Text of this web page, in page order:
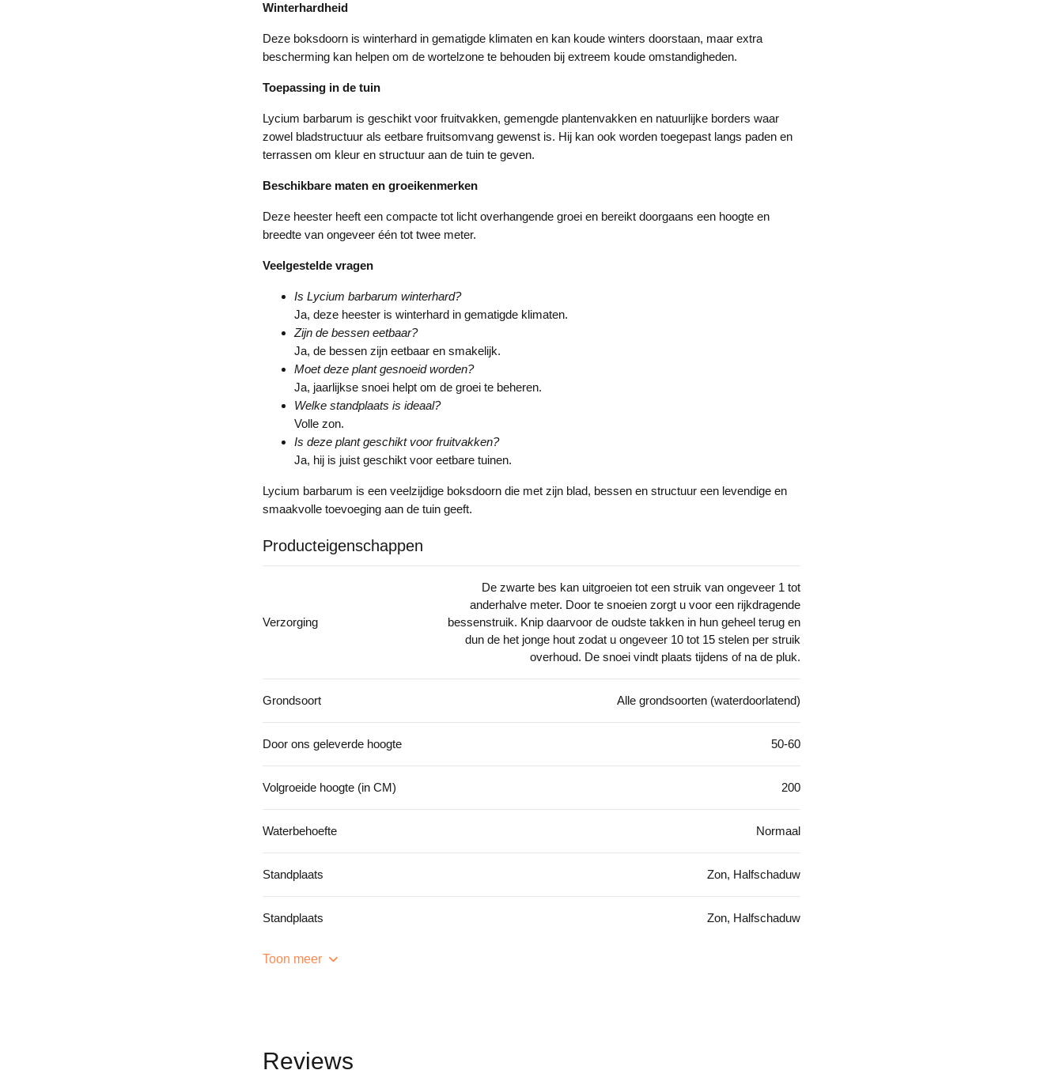
Winterhardheid
Deze boksdoorn is winterhard in gematigde klimaten en kan koude winters doorstaan, maar extra
bescherming kan helpen om de wortelzone te behouden bij extreem koude omstandigheden.
Toepassing in de tuin
Lycium barbarum is geschikt voor fruitvakken, gemengde plantenvakken en natuurlijke borders waar
zowel bladstructuur als eetbare fruitsomvang gewenst is. Hij kan ook worden toegepast langs paden en
terrassen om kleur en structuur aan de tuin te geven.
Beschikbare maten en groeikenmerken
Deze heester heeft een compacte tot licht overhangende groei en bereikt doorgaans een hoogte en
breedte van ongeveer één tot twee meter.
Veelgestelde vragen
Is Lycium barbarum winterhard?
Ja, deze heester is winterhard in gematigde klimaten.
Zijn de bessen eetbaar?
Ja, de bessen zijn eetbaar en smakelijk.
Moet deze plant gesnoeid worden?
Ja, jaarlijkse snoei helpt om de groei te beheren.
Welke standplaats is ideaal?
Volle zon.
Is deze plant geschikt voor fruitvakken?
Ja, hij is juist geschikt voor eetbare tuinen.
Lycium barbarum is een veelzijdige boksdoorn die met zijn blad, bessen en structuur een levendige en
smaakvolle toevoeging aan de tuin geeft.
Producteigenschappen
Verzorging
De zwarte bes kan uitgroeien tot een struik van ongeveer 1 tot
anderhalve meter. Door te snoeien zorgt u voor een rijkdragende
bessenstruik. Knip daarvoor de oudste takken in hun geheel terug en
dun de het jonge hout zodat u ongeveer 10 tot 15 stelen per struik
overhoud. De snoei vindt plaats tijdens of na de pluk.
Grondsoort Alle grondsoorten (waterdoorlatend)
Door ons geleverde hoogte 50-60
Volgroeide hoogte (in CM) 200
Waterbehoefte Normaal
Standplaats Zon, Halfschaduw
Standplaats Zon, Halfschaduw
Toon meer
Reviews